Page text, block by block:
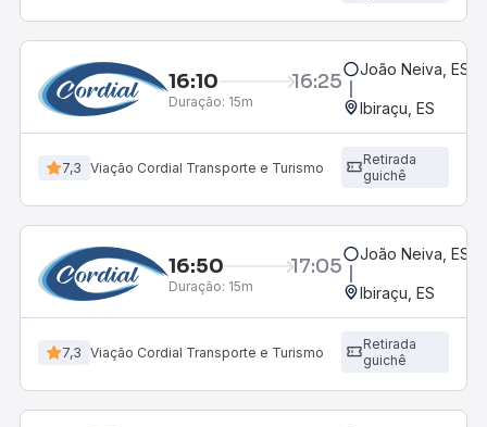
16:10 16:25
Duração: 15m
João Neiva, ES
Ibiraçu, ES
7,3 Viação Cordial Transporte e Turismo
Retirada
guichê
16:50 17:05
Duração: 15m
João Neiva, ES
Ibiraçu, ES
7,3 Viação Cordial Transporte e Turismo
Retirada
guichê